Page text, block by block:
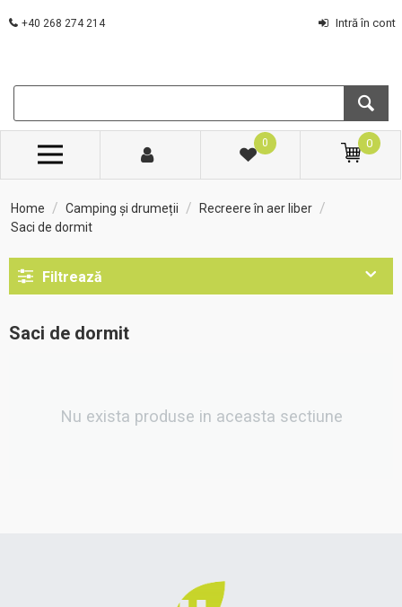
+40 268 274 214 Intră în cont
0 0
Home / Camping și drumeții / Recreere în aer liber /
Saci de dormit
Filtrează
Saci de dormit
Nu exista produse in aceasta sectiune